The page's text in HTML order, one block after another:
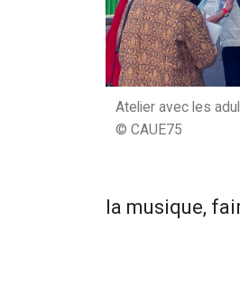
Atelier avec les
© CAUE75
la musique,